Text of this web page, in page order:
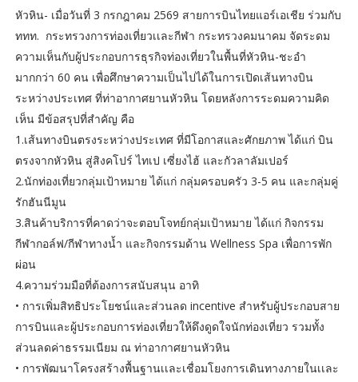
หัวหิน- เมื่อวันที่ 3 กรกฎาคม 2569 สายการบินไทยแอร์เอเชีย ร่วมกับ
ททท. กระทรวงการท่องเที่ยวเเละกีฬา กระทรวงคมนาคม จัดระดม
ความเห็นกับผู้ประกอบการธุรกิจท่องเที่ยวในพื้นที่หัวหิน-ชะอำ
มากกว่า 60 คน เพื่อศึกษาความเป็นไปได้ในการเปิดเส้นทางบิน
ระหว่างประเทศ ที่ท่าอากาศยานหัวหิน โดยหลังการระดมความคิด
เห็น มีข้อสรุปที่สำคัญ คือ
1.เส้นทางบินตรงระหว่างประเทศ ที่มีโอกาสและศักยภาพ ได้แก่ บิน
ตรงจากหัวหิน สู่สิงคโปร์ ไทเป เซี่ยงไฮ้ และกัวลาลัมเปอร์
2.นักท่องเที่ยวกลุ่มเป้าหมาย ได้แก่ กลุ่มครอบครัว 3-5 คน และกลุ่มคู่
รักฮันนีมูน
3.สินค้าบริการที่คาดว่าจะตอบโจทย์กลุ่มเป้าหมาย ได้แก่ กิจกรรม
กีฬากอล์ฟ/กีฬาทางน้ำ และกิจกรรมด้าน Wellness Spa เพื่อการพัก
ผ่อน
4.ความร่วมมือที่ต้องการสนับสนุน อาทิ
• การเพิ่มสิทธิประโยชน์และส่วนลด incentive สำหรับผู้ประกอบสาย
การบินและผู้ประกอบการท่องเที่ยวให้ดึงดูดใจนักท่องเที่ยว รวมทั้ง
ส่วนลดค่าธรรมเนียม ณ ท่าอากาศยานหัวหิน
• การพัฒนาโครงสร้างพื้นฐานเเละเชื่อมโยงการเดินทางภายในเเละ